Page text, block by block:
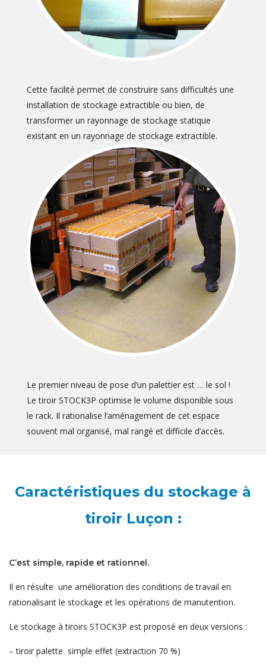
Cette facilité permet de construire sans difficultés une
installation de stockage extractible ou bien, de
transformer un rayonnage de stockage statique
existant en un rayonnage de stockage extractible.
Le premier niveau de pose d’un palettier est … le sol !
Le tiroir STOCK3P optimise le volume disponible sous
le rack. Il rationalise l’aménagement de cet espace
souvent mal organisé, mal rangé et difficile d’accès.
Caractéristiques du stockage à
tiroir Luçon :
C’est simple, rapide et rationnel.
Il en résulte une amélioration des conditions de travail en
rationalisant le stockage et les opérations de manutention.
Le stockage à tiroirs STOCK3P est proposé en deux versions :
– tiroir palette simple effet (extraction 70 %)